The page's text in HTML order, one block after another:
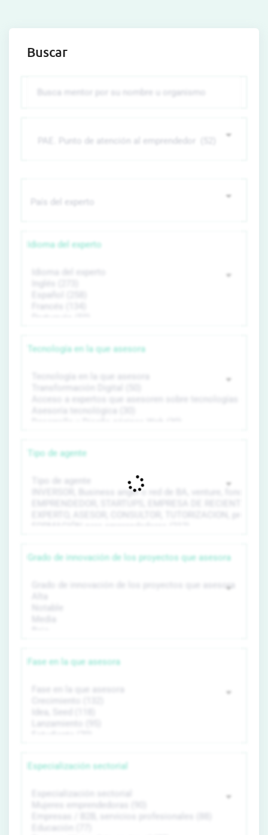
Buscar
Idioma del experto
Tecnología en la que asesora
Tipo de agente
Grado de innovación de los proyectos que asesora
Fase en la que asesora
Especialización sectorial